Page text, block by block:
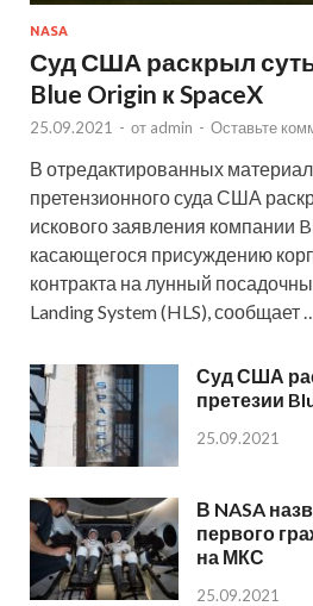
NASA
Суд США раскрыл
Blue Origin к SpaceX
25.09.2021 - от admin - Оставьте
В отредактированных
претензионного суда США
искового заявления компании
касающегося присуждению
контракта на лунный
Landing System (HLS), сообщает
Суд США
претезии
25.09.2021
В NASA
первого
на МКС
25.09.2021